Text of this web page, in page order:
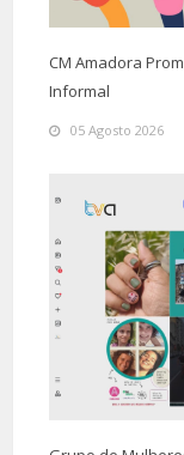
CM Amadora
Informal
05 Agosto 2026